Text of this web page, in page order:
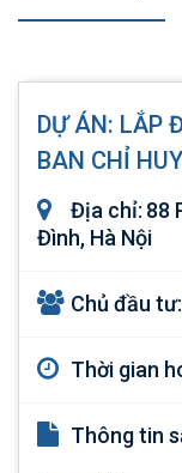
DỰ ÁN: LẮP
BAN CHỈ
Địa chỉ: 88
Đình, Hà Nội
Chủ đầu tư:
Thời gian
Thông tin